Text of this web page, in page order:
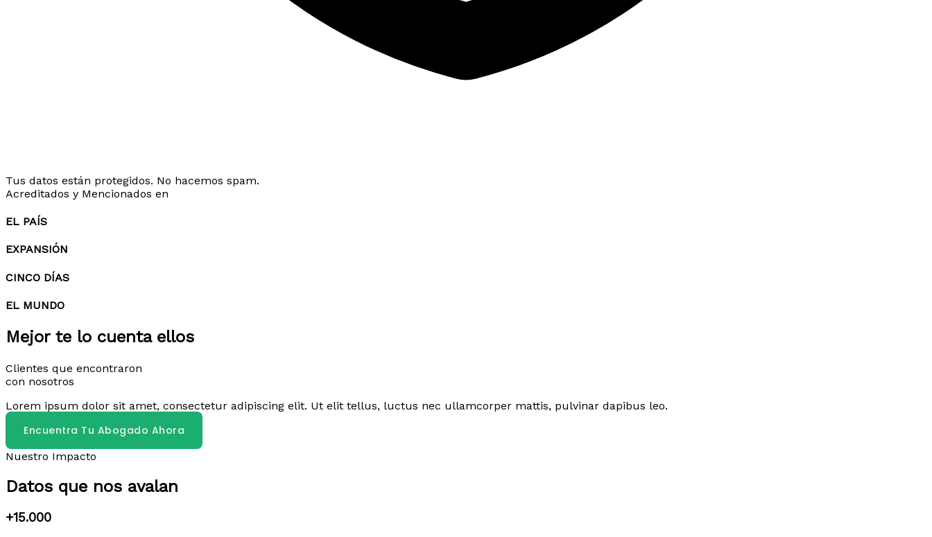
Tus datos están protegidos. No hacemos spam.
Acreditados y Mencionados en
EL PAÍS
EXPANSIÓN
CINCO DÍAS
EL MUNDO
Mejor te lo cuenta ellos
Clientes que encontraron
con nosotros
Lorem ipsum dolor sit amet, consectetur adipiscing elit. Ut elit tellus, luctus nec ullamcorper mattis, pulvinar dapibus leo.
Encuentra Tu Abogado Ahora
Nuestro Impacto
Datos que nos avalan
+15.000